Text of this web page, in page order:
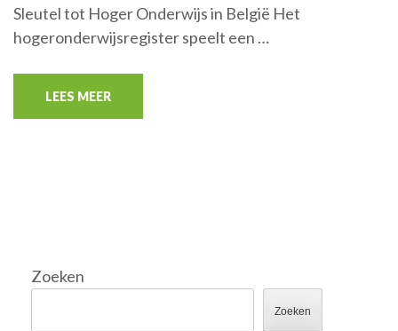
Sleutel tot Hoger Onderwijs in België Het
hogeronderwijsregister speelt een …
LEES MEER
Zoeken
Zoeken